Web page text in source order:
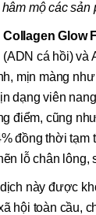
mộ các sản
Collagen Glow
(ADN cá hồi) và
mịn màng
dạng viên
điểm, cũng
đồng thời tạm
lỗ chân lông,
này được
hội toàn cầu,